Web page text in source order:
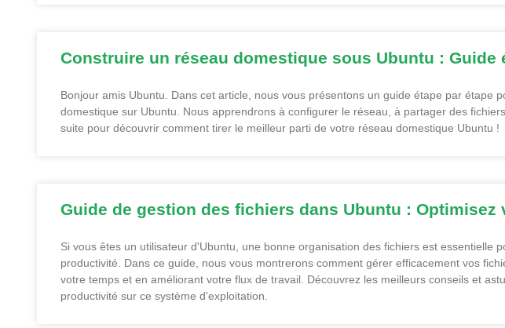
Construire un réseau domestique sous Ubuntu : Guide
Bonjour amis Ubuntu. Dans cet article, nous vous présentons un guide étape par étape
domestique sur Ubuntu. Nous apprendrons à configurer le réseau, à partager des
suite pour découvrir comment tirer le meilleur parti de votre réseau domestique Ubuntu !
Guide de gestion des fichiers dans Ubuntu : Optimisez
Si vous êtes un utilisateur d'Ubuntu, une bonne organisation des fichiers est essentielle
productivité. Dans ce guide, nous vous montrerons comment gérer efficacement vos
votre temps et en améliorant votre flux de travail. Découvrez les meilleurs conseils et
productivité sur ce système d'exploitation.